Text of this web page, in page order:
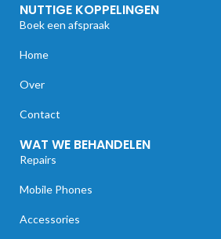
NUTTIGE KOPPELINGEN
Boek een afspraak
Home
Over
Contact
WAT WE BEHANDELEN
Repairs
Mobile Phones
Accessories